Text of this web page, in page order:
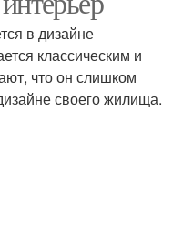
Бело-бежевый
интерьер
в дизайне
классическим и
что он слишком
своего жилища.